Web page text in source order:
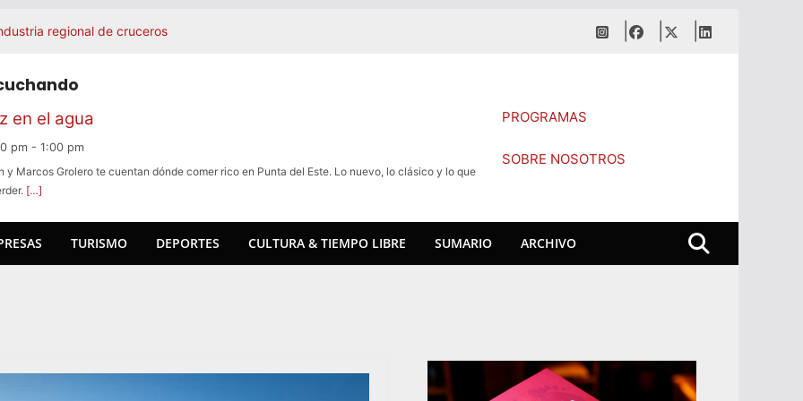
regional de cruceros
Madrid, Cannes y Nueva York.
a La Barra y se expande en
mercado clave para el turismo
en el agua
pm -1:00 pm
y Marcos Grolero te cuentan dónde comer rico en Punta del Este. Lo nuevo, lo clásico y lo que
[…]
PROGRAMAS
SOBRE NOSOTROS
TURISMO DEPORTES CULTURA & TIEMPO LIBRE SUMARIO ARCHIVO